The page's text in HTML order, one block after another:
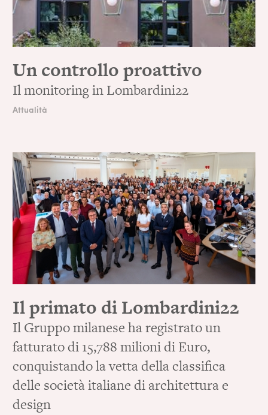
Un controllo proattivo
Il monitoring in Lombardini22
Attualità
Il primato di Lombardini22
Il Gruppo milanese ha registrato un
fatturato di 15,788 milioni di Euro,
conquistando la vetta della classifica
delle società italiane di architettura e
design